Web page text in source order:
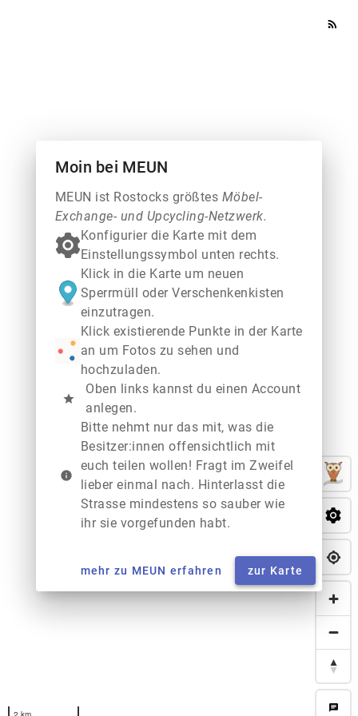
rss_feed
chat
Moin bei MEUN
MEUN ist Rostocks größtes Möbel-
Exchange- und Upcycling-Netzwerk.
Konfigurier die Karte mit dem
Einstellungssymbol unten rechts.
Klick in die Karte um neuen
Sperrmüll oder Verschenkenkisten
einzutragen.
Klick existierende Punkte in der Karte
an um Fotos zu sehen und
hochzuladen.
star
Oben links kannst du einen Account
anlegen.
info
Bitte nehmt nur das mit, was die
Besitzer:innen offensichtlich mit
euch teilen wollen! Fragt im Zweifel
lieber einmal nach. Hinterlasst die
Strasse mindestens so sauber wie
ihr sie vorgefunden habt.
mehr zu MEUN erfahren zur Karte